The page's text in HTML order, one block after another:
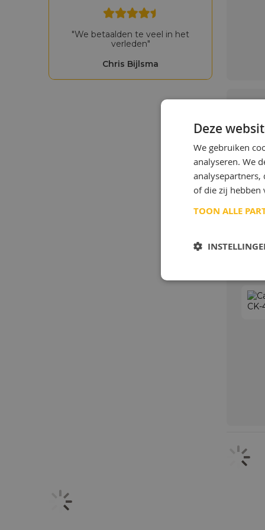
Chris Bijlsma
"We betaalden te veel in het
verleden"
Deze
We gebruiken
analyseren. We
of die zij hebben
TOON ALLE